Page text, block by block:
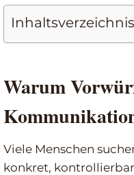
Inhaltsverzeichnis
Warum
Viele Menschen
konkret,